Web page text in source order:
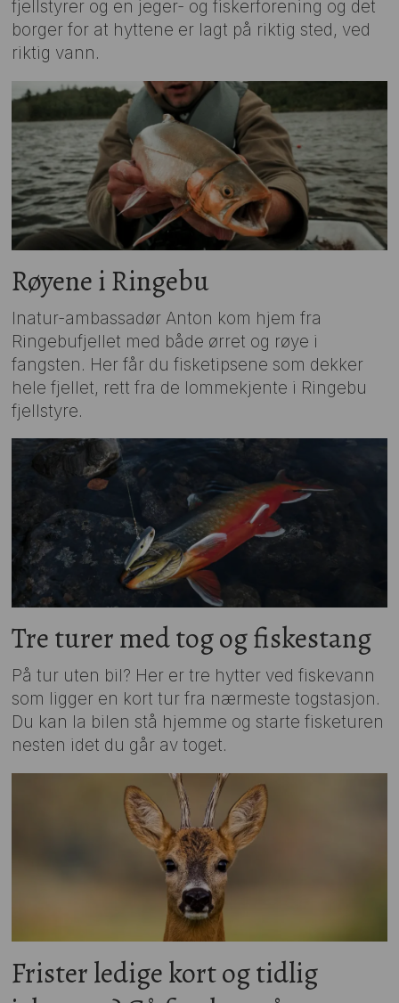
fjellstyrer og en jeger- og fiskerforening og det
borger for at hyttene er lagt på riktig sted, ved
riktig vann.
Røyene i Ringebu
Inatur-ambassadør Anton kom hjem fra
Ringebufjellet med både ørret og røye i
fangsten. Her får du fisketipsene som dekker
hele fjellet, rett fra de lommekjente i Ringebu
fjellstyre.
Tre turer med tog og fiskestang
På tur uten bil? Her er tre hytter ved fiskevann
som ligger en kort tur fra nærmeste togstasjon.
Du kan la bilen stå hjemme og starte fisketuren
nesten idet du går av toget.
Frister ledige kort og tidlig